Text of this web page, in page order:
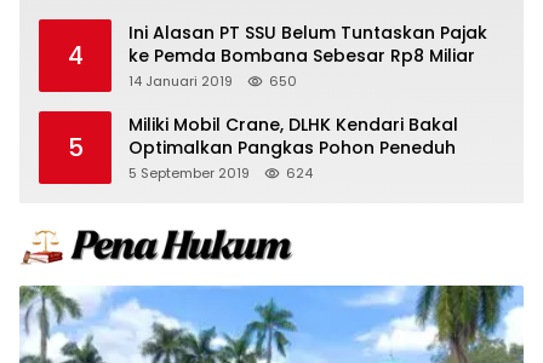
4
Ini Alasan PT SSU Belum Tuntaskan Pajak
ke Pemda Bombana Sebesar Rp8 Miliar
14 Januari 2019 650
5
Miliki Mobil Crane, DLHK Kendari Bakal
Optimalkan Pangkas Pohon Peneduh
5 September 2019 624